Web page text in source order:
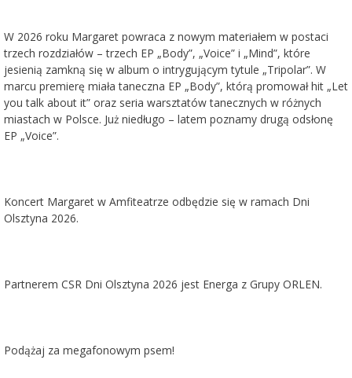
W 2026 roku Margaret powraca z nowym materiałem w postaci
trzech rozdziałów – trzech EP „Body”, „Voice” i „Mind”, które
jesienią zamkną się w album o intrygującym tytule „Tripolar”. W
marcu premierę miała taneczna EP „Body”, którą promował hit „Let
you talk about it” oraz seria warsztatów tanecznych w różnych
miastach w Polsce. Już niedługo – latem poznamy drugą odsłonę
EP „Voice”.
Koncert Margaret w Amfiteatrze odbędzie się w ramach Dni
Olsztyna 2026.
Partnerem CSR Dni Olsztyna 2026 jest Energa z Grupy ORLEN.
Podążaj za megafonowym psem!